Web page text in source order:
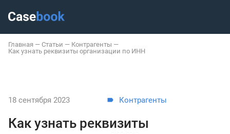
Главная — Статьи — Контрагенты —
Как узнать реквизиты организации по ИНН
18 сентября 2023 Контрагенты
Как узнать реквизиты